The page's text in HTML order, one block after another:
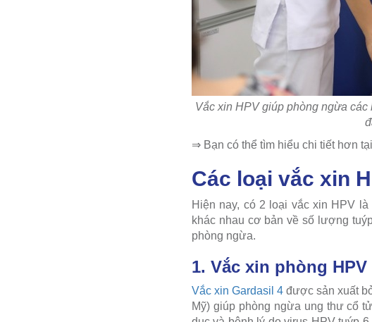
Vắc xin HPV giúp phòng ngừa
⇒ Bạn có thể tìm hiểu chi tiết hơn
Các loại vắc xin
Hiện nay, có 2 loại vắc xin HPV
khác nhau cơ bản về số lượng
phòng ngừa.
1. Vắc xin phòng HPV
Vắc xin Gardasil 4 được sản xuất
Mỹ) giúp phòng ngừa ung thư cổ